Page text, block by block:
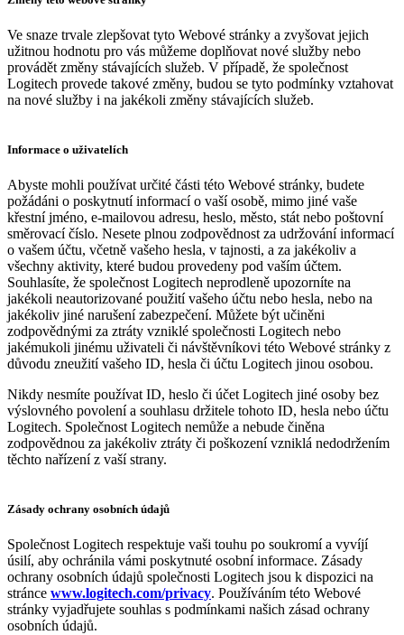
Ve snaze trvale zlepšovat tyto Webové stránky a zvyšovat jejich
užitnou hodnotu pro vás můžeme doplňovat nové služby nebo
provádět změny stávajících služeb. V případě, že společnost
Logitech provede takové změny, budou se tyto podmínky vztahovat
na nové služby i na jakékoli změny stávajících služeb.
Informace o uživatelích
Abyste mohli používat určité části této Webové stránky, budete
požádáni o poskytnutí informací o vaší osobě, mimo jiné vaše
křestní jméno, e-mailovou adresu, heslo, město, stát nebo poštovní
směrovací číslo. Nesete plnou zodpovědnost za udržování informací
o vašem účtu, včetně vašeho hesla, v tajnosti, a za jakékoliv a
všechny aktivity, které budou provedeny pod vaším účtem.
Souhlasíte, že společnost Logitech neprodleně upozorníte na
jakékoli neautorizované použití vašeho účtu nebo hesla, nebo na
jakékoliv jiné narušení zabezpečení. Můžete být učiněni
zodpovědnými za ztráty vzniklé společnosti Logitech nebo
jakémukoli jinému uživateli či návštěvníkovi této Webové stránky z
důvodu zneužití vašeho ID, hesla či účtu Logitech jinou osobou.
Nikdy nesmíte používat ID, heslo či účet Logitech jiné osoby bez
výslovného povolení a souhlasu držitele tohoto ID, hesla nebo účtu
Logitech. Společnost Logitech nemůže a nebude činěna
zodpovědnou za jakékoliv ztráty či poškození vzniklá nedodržením
těchto nařízení z vaší strany.
Zásady ochrany osobních údajů
Společnost Logitech respektuje vaši touhu po soukromí a vyvíjí
úsilí, aby ochránila vámi poskytnuté osobní informace. Zásady
ochrany osobních údajů společnosti Logitech jsou k dispozici na
stránce www.logitech.com/privacy. Používáním této Webové
stránky vyjadřujete souhlas s podmínkami našich zásad ochrany
osobních údajů.